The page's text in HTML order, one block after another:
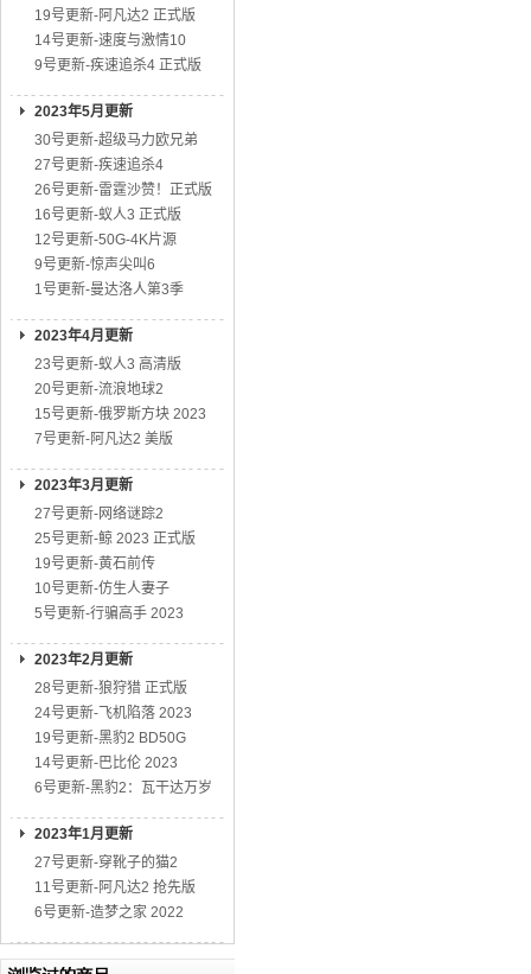
19号更新-阿凡达2 正式版
14号更新-速度与激情10
9号更新-疾速追杀4 正式版
2023年5月更新
30号更新-超级马力欧兄弟
27号更新-疾速追杀4
26号更新-雷霆沙赞！正式版
16号更新-蚁人3 正式版
12号更新-50G-4K片源
9号更新-惊声尖叫6
1号更新-曼达洛人第3季
2023年4月更新
23号更新-蚁人3 高清版
20号更新-流浪地球2
15号更新-俄罗斯方块 2023
7号更新-阿凡达2 美版
2023年3月更新
27号更新-网络谜踪2
25号更新-鲸 2023 正式版
19号更新-黄石前传
10号更新-仿生人妻子
5号更新-行骗高手 2023
2023年2月更新
28号更新-狼狩猎 正式版
24号更新-飞机陷落 2023
19号更新-黑豹2 BD50G
14号更新-巴比伦 2023
6号更新-黑豹2：瓦干达万岁
2023年1月更新
27号更新-穿靴子的猫2
11号更新-阿凡达2 抢先版
6号更新-造梦之家 2022